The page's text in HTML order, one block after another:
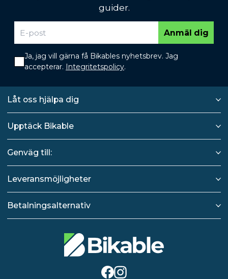
guider.
Anmäl dig
Ja, jag vill gärna få Bikables nyhetsbrev. Jag
accepterar. Integritetspolicy.
Låt oss hjälpa dig
Upptäck Bikable
Genväg till:
Leveransmöjligheter
Betalningsalternativ